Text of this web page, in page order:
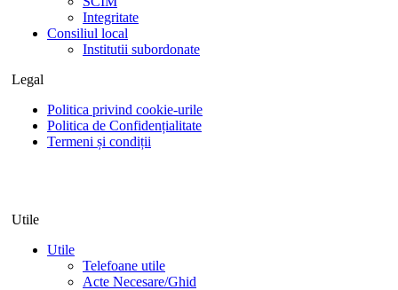
Integritate
Consiliul local
Institutii subordonate
Legal
Politica privind cookie-urile
Politica de Confidențialitate
Termeni și condiții
Utile
Utile
Telefoane utile
Acte Necesare/Ghid